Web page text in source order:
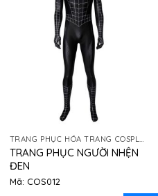
TRANG PHỤC HÓA TRANG COSPLAY
TRANG PHỤC NGƯỜI NHỆN
ĐEN
Mã: COS012